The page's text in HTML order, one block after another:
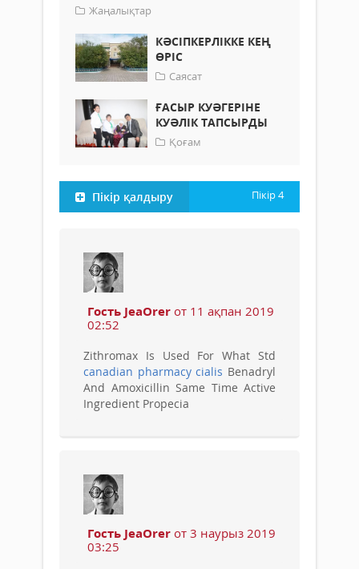
Жаңалықтар
КӘСІПКЕРЛІККЕ КЕҢ
ӨРІС
Саясат
ҒАСЫР КУӘГЕРІНЕ
КУӘЛІК ТАПСЫРДЫ
Қоғам
Пікір қалдыру Пікір4
Гость JeaOrer от 11 ақпан 2019
02:52
Zithromax Is Used For What Std
canadian pharmacy cialis Benadryl
And Amoxicillin Same Time Active
Ingredient Propecia
Гость JeaOrer от 3 наурыз 2019
03:25